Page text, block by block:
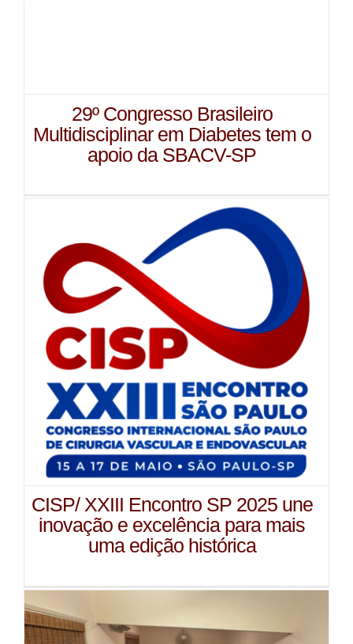
29º Congresso Brasileiro
Multidisciplinar em Diabetes tem o
apoio da SBACV-SP
CISP/ XXIII Encontro SP 2025 une
inovação e excelência para mais
uma edição histórica